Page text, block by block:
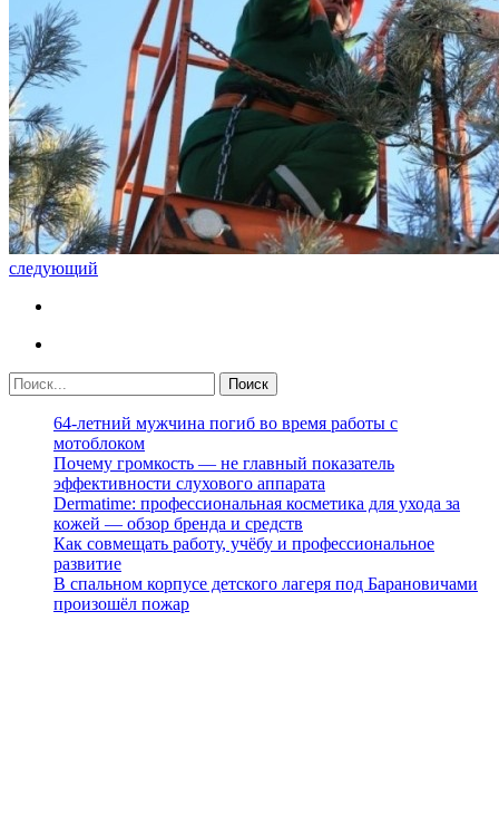
следующий
64-летний мужчина погиб во время работы с
мотоблоком
Почему громкость — не главный показатель
эффективности слухового аппарата
Dermatime: профессиональная косметика для ухода за
кожей — обзор бренда и средств
Как совмещать работу, учёбу и профессиональное
развитие
В спальном корпусе детского лагеря под Барановичами
произошёл пожар